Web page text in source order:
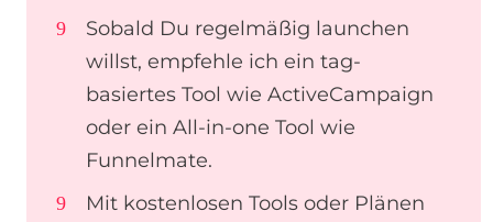
Sobald Du regelmäßig launchen
willst, empfehle ich ein tag-
basiertes Tool wie ActiveCampaign
oder ein All-in-one Tool wie
Funnelmate.
Mit kostenlosen Tools oder Plänen